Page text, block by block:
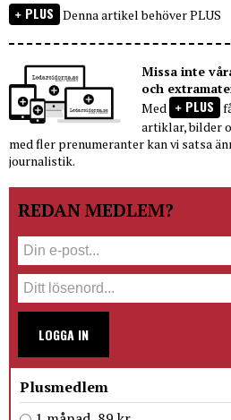
PLUS Denna artikel behöver PLUS
Missa inte
och
Med
PLUS
artiklar, bilder
med fler prenumeranter kan vi satsa
journalistik.
REDAN MEDLEM?
LOGGA IN
Plusmedlem